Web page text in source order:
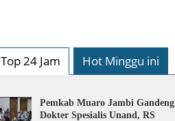
Top 24 Jam Hot Minggu ini
Pemkab Muaro Jambi Gandeng
Dokter Spesialis Unand, RS